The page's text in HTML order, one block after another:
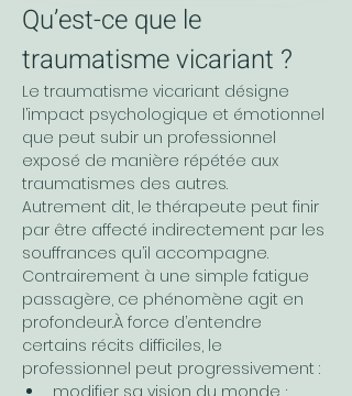
Qu’est-ce que le
traumatisme vicariant ?
Le traumatisme vicariant désigne
l’impact psychologique et émotionnel
que peut subir un professionnel
exposé de manière répétée aux
traumatismes des autres.
Autrement dit, le thérapeute peut finir
par être affecté indirectement par les
souffrances qu’il accompagne.
Contrairement à une simple fatigue
passagère, ce phénomène agit en
profondeur.À force d’entendre
certains récits difficiles, le
professionnel peut progressivement :
modifier sa vision du monde ;